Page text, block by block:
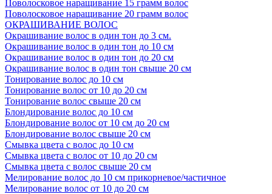
Поволосковое наращивание 15 грамм волос
Поволосковое наращивание 20 грамм волос
ОКРАШИВАНИЕ ВОЛОС
Окрашивание волос в один тон до 3 см.
Окрашивание волос в один тон до 10 см
Окрашивание волос в один тон до 20 см
Окрашивание волос в один тон свыше 20 см
Тонирование волос до 10 см
Тонирование волос от 10 до 20 см
Тонирование волос свыше 20 см
Блондирование волос до 10 см
Блондирование волос от 10 см до 20 см
Блондирование волос свыше 20 см
Смывка цвета с волос до 10 см
Смывка цвета с волос от 10 до 20 см
Смывка цвета с волос свыше 20 см
Мелирование волос до 10 см прикорневое/частичное
Мелирование волос от 10 до 20 см